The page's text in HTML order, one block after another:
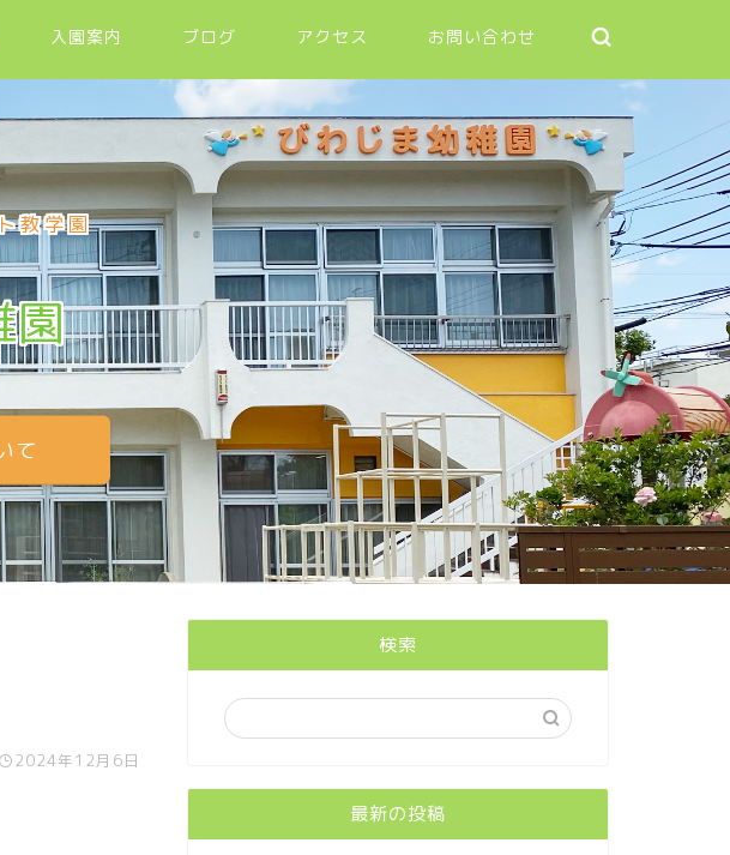
入園案内 ブログ アクセス お問い合わせ
教学園
園
て
2024年12月6日
検索
最新の投稿